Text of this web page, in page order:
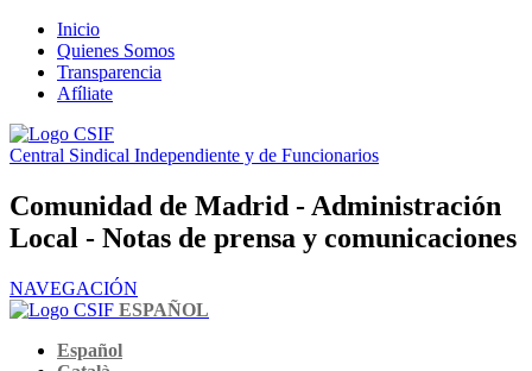
Inicio
Quienes Somos
Transparencia
Afíliate
Central Sindical Independiente y de Funcionarios
Comunidad de Madrid - Administración
Local - Notas de prensa y comunicaciones
NAVEGACIÓN
ESPAÑOL
Español